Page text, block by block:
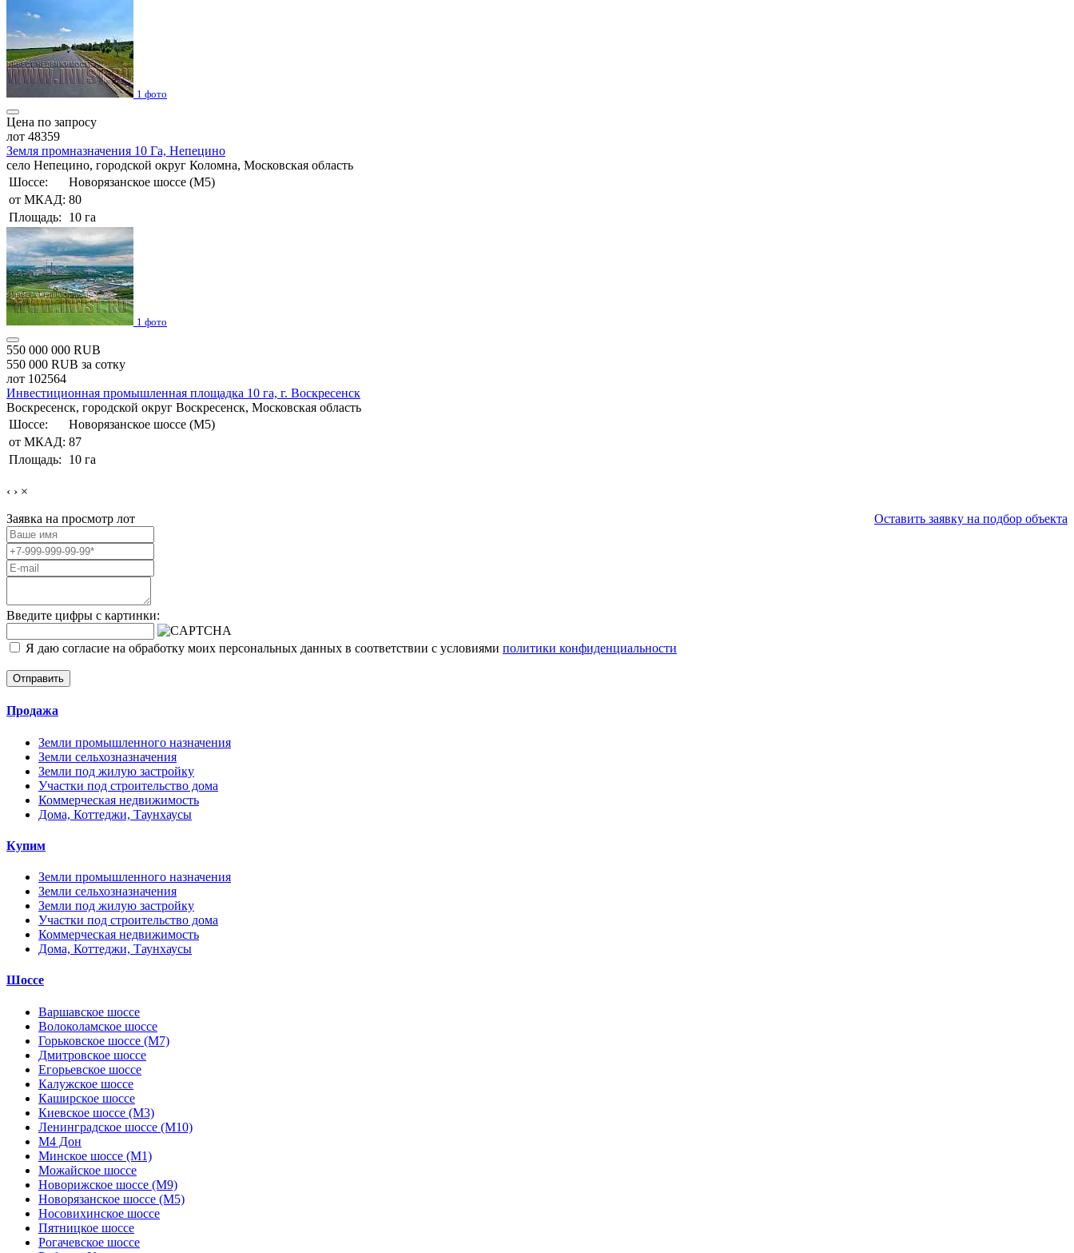
1 фото
Цена по запросу
лот 48359
Земля промназначения 10 Га, Непецино
село Непецино, городской округ Коломна, Московская область
Шоссе:
Новорязанское шоссе (М5)
от МКАД: 80
Площадь:
10 га
1 фото
550 000 000 RUB
550 000 RUB за сотку
лот 102564
Инвестиционная промышленная площадка 10 га, г. Воскресенск
Воскресенск, городской округ Воскресенск, Московская область
Шоссе:
Новорязанское шоссе (М5)
от МКАД: 87
Площадь:
10 га
‹ › ×
Оставить заявку на подбор объекта
Заявка на просмотр лот
Введите цифры с картинки:
Я даю согласие на обработку моих персональных данных в соответствии с условиями политики конфиденциальности
Отправить
Продажа
Земли промышленного назначения
Земли сельхозназначения
Земли под жилую застройку
Участки под строительство дома
Коммерческая недвижимость
Дома, Коттеджи, Таунхаусы
Купим
Земли промышленного назначения
Земли сельхозназначения
Земли под жилую застройку
Участки под строительство дома
Коммерческая недвижимость
Дома, Коттеджи, Таунхаусы
Шоссе
Варшавское шоссе
Волоколамское шоссе
Горьковское шоссе (М7)
Дмитровское шоссе
Егорьевское шоссе
Калужское шоссе
Каширское шоссе
Киевское шоссе (М3)
Ленинградское шоссе (М10)
М4 Дон
Минское шоссе (М1)
Можайское шоссе
Новорижское шоссе (М9)
Новорязанское шоссе (М5)
Носовихинское шоссе
Пятницкое шоссе
Рогачевское шоссе